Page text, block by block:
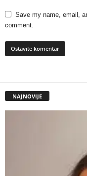
Save my name, email,
comment.
NAJNOVIJE